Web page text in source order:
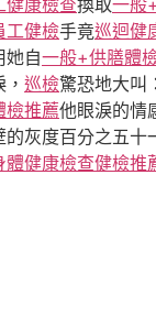
健康檢查換取一般
工健檢手竟巡迴健
她自一般+供膳體
巡檢驚恐地大叫
檢推薦他眼淚的情
灰度百分之五
體健康檢查健檢推